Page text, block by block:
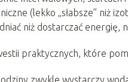
(lekko „słabsze” niż
niż dostarczać energię,
praktycznych, które
zwykle wystarczy